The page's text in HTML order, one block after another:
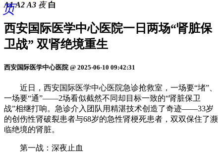
页
A1 A2 A3 夜 白
西安国际医学中心医院一日两场“肾脏保
卫战” 双肾绝境重生
西安国际医学中心医院 @ 2025-06-10 09:42:31
近日，西安国际医学中心医院急诊抢救室，一场要“堵”、
一场要“通”——2场看似截然不同却目标一致的“肾脏保卫
战”相继打响。急诊介入团队用精湛技术创造了奇迹——33岁
的创伤性肾破裂患者与68岁的急性肾梗死患者，双双保住了濒
临绝境的肾脏。
第一战：深夜止血